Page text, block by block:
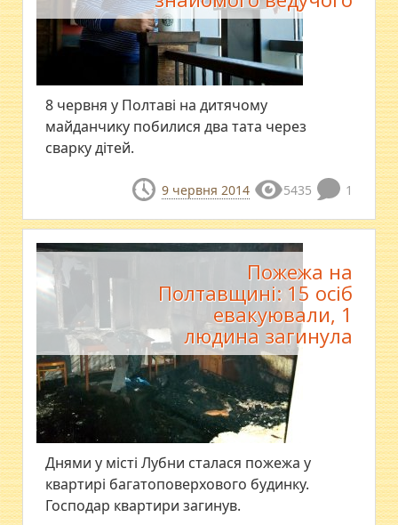
8 червня у Полтаві на дитячому
майданчику побилися два тата через
сварку дітей.
9 червня 2014 5435 1
Пожежа на
Полтавщині: 15 осіб
евакуювали, 1
людина загинула
Днями у місті Лубни сталася пожежа у
квартирі багатоповерхового будинку.
Господар квартири загинув.